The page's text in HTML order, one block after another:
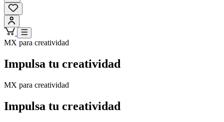
MX para creatividad
Impulsa tu creatividad
MX para creatividad
Impulsa tu creatividad